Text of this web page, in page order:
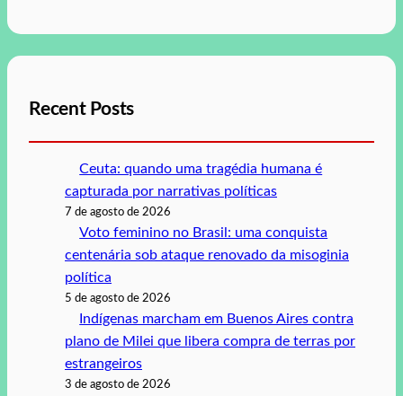
Recent Posts
Ceuta: quando uma tragédia humana é
capturada por narrativas políticas
7 de agosto de 2026
Voto feminino no Brasil: uma conquista
centenária sob ataque renovado da misoginia
política
5 de agosto de 2026
Indígenas marcham em Buenos Aires contra
plano de Milei que libera compra de terras por
estrangeiros
3 de agosto de 2026